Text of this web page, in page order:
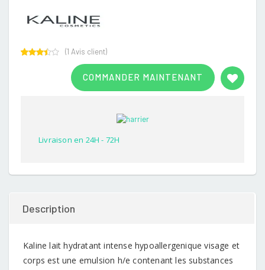
COMMANDER MAINTENANT
(1 Avis client)
Livraison en 24H - 72H
Description
Kaline lait hydratant intense hypoallergenique visage et
corps est une emulsion h/e contenant les substances